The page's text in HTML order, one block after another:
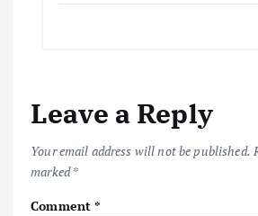
Leave a Reply
Your email address will not be published.
marked*
Comment*